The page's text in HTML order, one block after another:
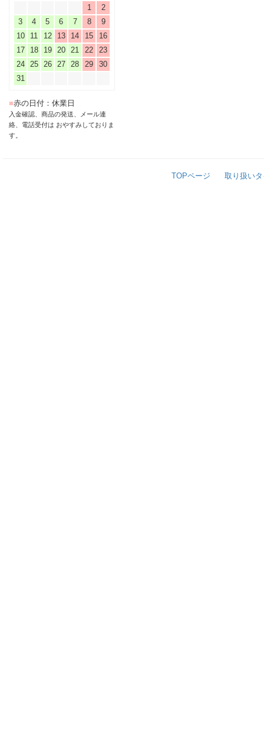
1
2
3
4 5 6 7 8
9
10
11 12 13 14 15
16
17
18 19 20 21 22
23
24
25 26 27 28 29
30
31
■赤の日付：休業日
入金確認、商品の発送、メール連
絡、電話受付は おやすみしておりま
す。
TOPページ 取り扱い